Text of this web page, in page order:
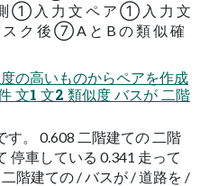
① 入 力 文 ペ ア ① 入 力 文
ス ク 後 ⑦ A と B の 類 似 確
の高いものからペアを作成
文1 文2 類似度 バスが 二階
す。 0.608 二階建ての 二階
停車している 0.341 走って
階建ての / バスが / 道路を /